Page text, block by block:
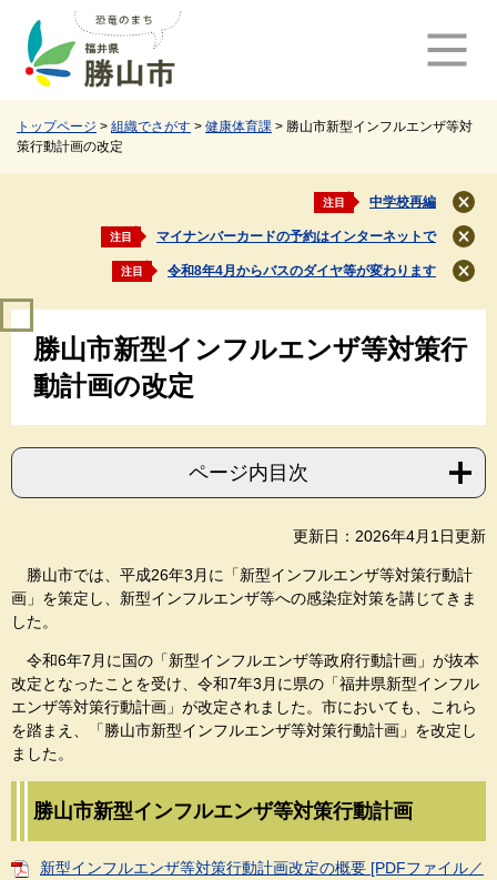
トップページ > 組織でさがす > 健康体育課 > 勝山市新型インフルエンザ等対
策行動計画の改定
注目 中学校再編
閉
じ
る
注目 マイナンバーカードの予約はインターネットで
閉
じ
る
注目 令和8年4月からバスのダイヤ等が変わります
閉
勝山市新型インフルエンザ等対策行
動計画の改定
ページ内目次
更新日：2026年4月1日更新
勝山市では、平成26年3月に「新型インフルエンザ等対策行動計
画」を策定し、新型インフルエンザ等への感染症対策を講じてきま
した。
令和6年7月に国の「新型インフルエンザ等政府行動計画」が抜本
改定となったことを受け、令和7年3月に県の「福井県新型インフル
エンザ等対策行動計画」が改定されました。市においても、これら
を踏まえ、「勝山市新型インフルエンザ等対策行動計画」を改定し
ました。
勝山市新型インフルエンザ等対策行動計画
新型インフルエンザ等対策行動計画改定の概要 [PDFファイル／